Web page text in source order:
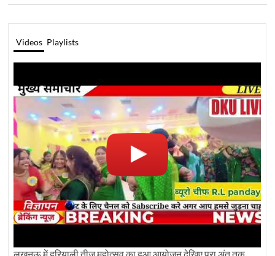
Videos Playlists
लखनऊ में हरियाली तीज महोत्सव का हुआ आयोजन देखिए पूरा अंत तक